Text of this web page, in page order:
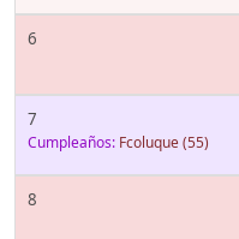
6
7
Cumpleaños: Fcoluque(55)
8